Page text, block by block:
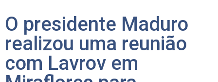
O presidente Maduro
realizou uma reunião
com Lavrov em